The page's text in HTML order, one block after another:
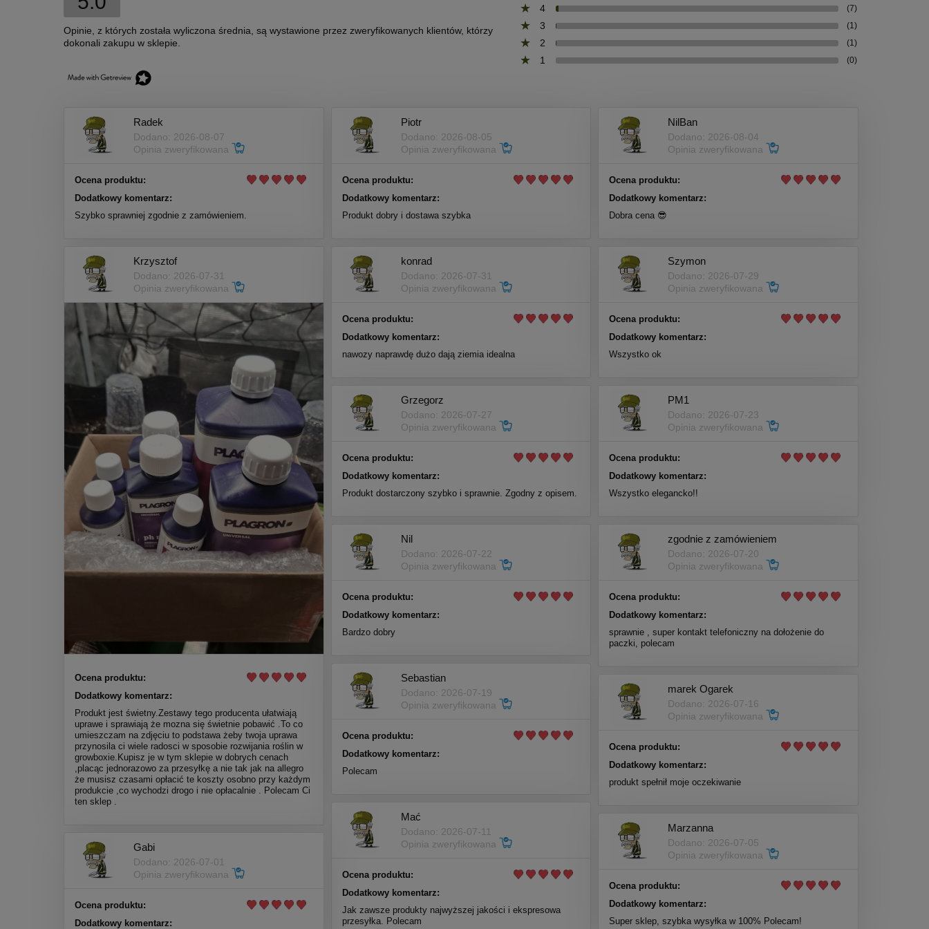
Opinie, z których została wyliczona średnia, są wystawione przez zweryfikowanych klientów, którzy
dokonali zakupu w sklepie.
4 (7)
3 (1)
2 (1)
1 (0)
Radek
Dodano: 2026-08-07
Opinia zweryfikowana
Ocena produktu:
Dodatkowy komentarz:
Szybko sprawniej zgodnie z zamówieniem.
Piotr
Dodano: 2026-08-05
Opinia zweryfikowana
Ocena produktu:
Dodatkowy komentarz:
Produkt dobry i dostawa szybka
NilBan
Dodano: 2026-08-04
Opinia zweryfikowana
Ocena produktu:
Dodatkowy komentarz:
Dobra cena 😎
Krzysztof
Dodano: 2026-07-31
Opinia zweryfikowana
Ocena produktu:
Dodatkowy komentarz:
Produkt jest świetny.Zestawy tego producenta ułatwiają
uprawe i sprawiają że mozna się świetnie pobawić .To co
umieszczam na zdjęciu to podstawa żeby twoja uprawa
przynosila ci wiele radosci w sposobie rozwijania roślin w
growboxie.Kupisz je w tym sklepie w dobrych cenach
,placąc jednorazowo za przesyłkę a nie tak jak na allegro
że musisz czasami opłacić te koszty osobno przy każdym
produkcie ,co wychodzi drogo i nie opłacalnie . Polecam Ci
ten sklep .
konrad
Dodano: 2026-07-31
Opinia zweryfikowana
Ocena produktu:
Dodatkowy komentarz:
nawozy naprawdę dużo dają ziemia idealna
Szymon
Dodano: 2026-07-29
Opinia zweryfikowana
Ocena produktu:
Dodatkowy komentarz:
Wszystko ok
Grzegorz
Dodano: 2026-07-27
Opinia zweryfikowana
Ocena produktu:
Dodatkowy komentarz:
Produkt dostarczony szybko i sprawnie. Zgodny z opisem.
PM1
Dodano: 2026-07-23
Opinia zweryfikowana
Ocena produktu:
Dodatkowy komentarz:
Wszystko elegancko!!
Nil
Dodano: 2026-07-22
Opinia zweryfikowana
Ocena produktu:
Dodatkowy komentarz:
Bardzo dobry
zgodnie z zamówieniem
Dodano: 2026-07-20
Opinia zweryfikowana
Ocena produktu:
Dodatkowy komentarz:
sprawnie , super kontakt telefoniczny na dołożenie do
paczki, polecam
Sebastian
Dodano: 2026-07-19
Opinia zweryfikowana
Ocena produktu:
Dodatkowy komentarz:
Polecam
marek Ogarek
Dodano: 2026-07-16
Opinia zweryfikowana
Ocena produktu:
Dodatkowy komentarz:
produkt spełnił moje oczekiwanie
Mać
Dodano: 2026-07-11
Opinia zweryfikowana
Ocena produktu:
Dodatkowy komentarz:
Jak zawsze produkty najwyższej jakości i ekspresowa
przesyłka. Polecam
Marzanna
Dodano: 2026-07-05
Opinia zweryfikowana
Ocena produktu:
Dodatkowy komentarz:
Super sklep, szybka wysyłka w 100% Polecam!
Gabi
Dodano: 2026-07-01
Opinia zweryfikowana
Ocena produktu:
Dodatkowy komentarz: